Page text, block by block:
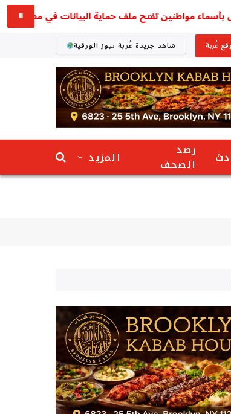
مواطنين تفتح ملف حماية البيانات في مصر ⏸
غُربة شاهد جريدة غُربة نيوز الورقية
رصد
الصحف
المزيد